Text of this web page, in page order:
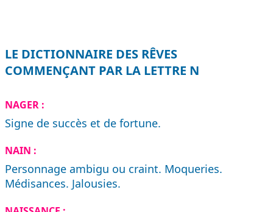
LE DICTIONNAIRE DES RÊVES
COMMENÇANT PAR LA LETTRE N
NAGER :
Signe de succès et de fortune.
NAIN :
Personnage ambigu ou craint. Moqueries.
Médisances. Jalousies.